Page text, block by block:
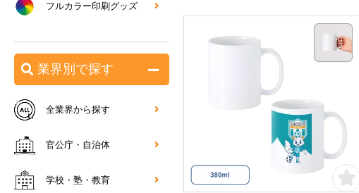
フルカラー印刷グッズ
業界別で探す
全業界から探す
官公庁・自治体
学校・塾・教育